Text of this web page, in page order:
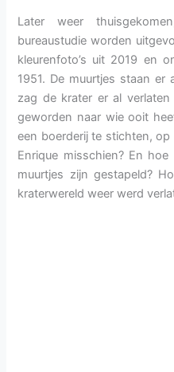
Later weer
bureaustudie worden
kleurenfoto’s uit 2019 en
1951. De muurtjes staan er
zag de krater er al
geworden naar wie ooit
een boerderij te stichten,
Enrique misschien? En
muurtjes zijn gestapeld?
kraterwereld weer werd